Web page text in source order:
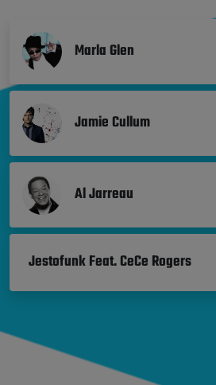
Marla Glen
Jamie Cullum
Al Jarreau
Jestofunk Feat. CeCe Rogers